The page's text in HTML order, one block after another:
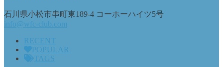
石川県小松市串町東189-4 コーホーハイツ5号
info@wfc-club.com
RECENT
POPULAR
TAGS